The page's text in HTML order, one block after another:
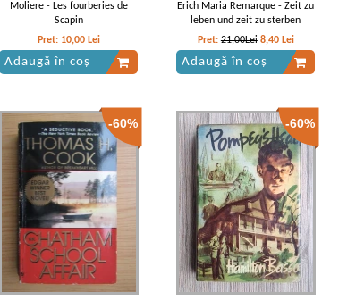
Moliere - Les fourberies de
Scapin
Pret: 10,00 Lei
Adaugă în coș
Erich Maria Remarque - Zeit zu
leben und zeit zu sterben
Pret:21,00Lei 8,40 Lei
Adaugă în coș
-60% -60%